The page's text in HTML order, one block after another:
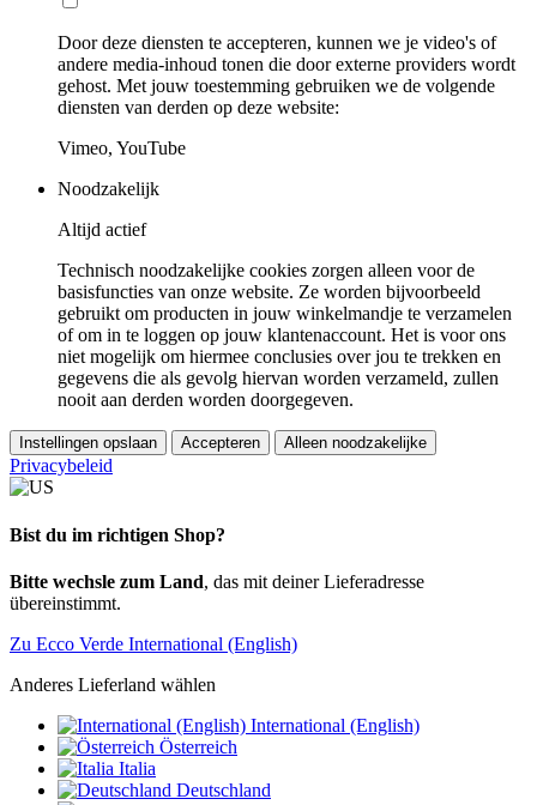
Door deze diensten te accepteren, kunnen we je video's of
andere media-inhoud tonen die door externe providers wordt
gehost. Met jouw toestemming gebruiken we de volgende
diensten van derden op deze website:
Vimeo, YouTube
Noodzakelijk
Altijd actief
Technisch noodzakelijke cookies zorgen alleen voor de
basisfuncties van onze website. Ze worden bijvoorbeeld
gebruikt om producten in jouw winkelmandje te verzamelen
of om in te loggen op jouw klantenaccount. Het is voor ons
niet mogelijk om hiermee conclusies over jou te trekken en
gegevens die als gevolg hiervan worden verzameld, zullen
nooit aan derden worden doorgegeven.
Instellingen opslaan Accepteren Alleen noodzakelijke
Privacybeleid
Bist du im richtigen Shop?
Bitte wechsle zum Land, das mit deiner Lieferadresse
übereinstimmt.
Zu Ecco Verde International (English)
Anderes Lieferland wählen
International (English)
Österreich
Italia
Deutschland